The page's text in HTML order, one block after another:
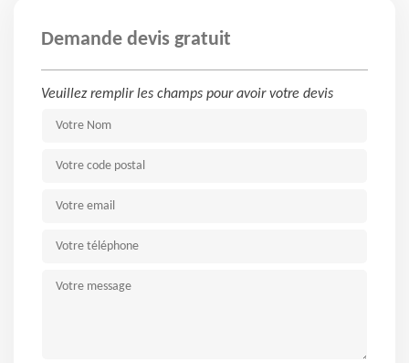
Demande devis gratuit
Veuillez remplir les champs pour avoir votre devis